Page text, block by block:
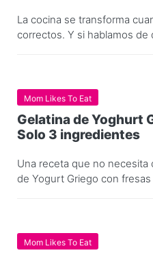
La cocina se transforma
correctos. Y si hablamos de
Mom Likes To Eat
Gelatina de Yoghurt
Solo 3 ingredientes
Una receta que no necesita
de Yogurt Griego con
Mom Likes To Eat